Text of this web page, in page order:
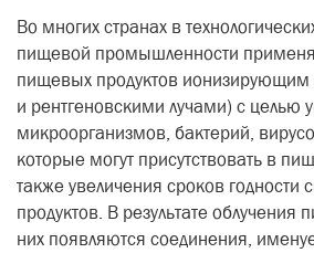
Во многих странах в
пищевой промышленности
пищевых продуктов
и рентгеновскими лучами) с целью
микроорганизмов, бактерий,
которые могут присутствовать в
также увеличения сроков годности
продуктов. В результате облучения
них появляются соединения,